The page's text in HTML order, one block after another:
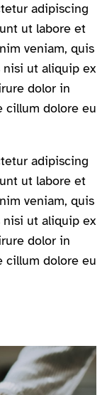
adipiscing
ut labore et
veniam, quis
nisi ut aliquip ex
dolor in
cillum dolore eu
adipiscing
ut labore et
veniam, quis
nisi ut aliquip ex
dolor in
cillum dolore eu